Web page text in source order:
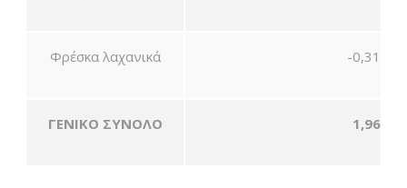
Φρέσκα λαχανικά -0,31
ΓΕΝΙΚΟ ΣΥΝΟΛΟ 1,96